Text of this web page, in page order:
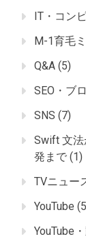
IT・コン
M-1育毛
Q&A (5)
SEO・ブ
SNS (7)
Swift 文法
発まで (1)
TVニュー
YouTube
YouTube